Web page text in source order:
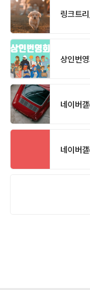
링크트
상인번
네이버
네이버